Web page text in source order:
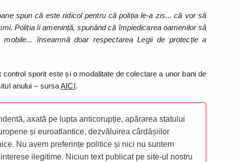
spun că este ridicol pentru că poliția le-a zis... că vor să
Poliția îi amenință, spunând că împiedicarea oamenilor să
înseamnă doar respectarea Legii de protecție a
sporit este și o modalitate de colectare a unor bani de
anului – sursaAICI.
axată pe lupta anticorupție, apărarea statului
și euroatlantice, dezvăluirea cârdășiilor
Nu avem preferințe politice și nici nu suntem
ilegitime. Niciun text publicat pe site-ul nostru